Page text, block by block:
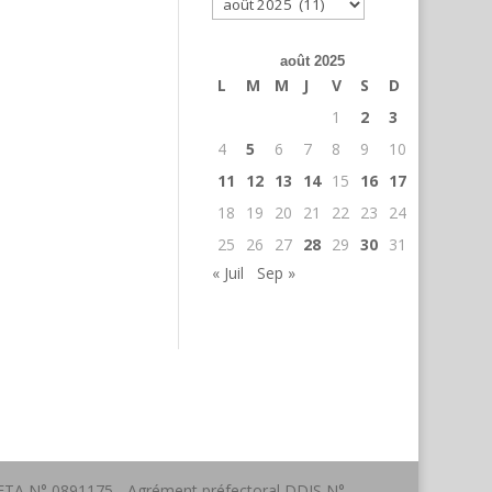
août 2025
L M M J V S
D
1
2
3
4
5 6 7 8 9
10
11
12 13 14 15 16 17
18
19 20 21 22 23
24
25
26 27 28 29 30 31
« Juil
Sep »